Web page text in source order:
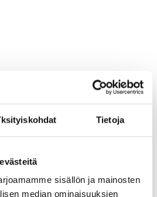
Tietoja
sisällön ja mainosten
median ominaisuuksien
JYRÄSI KUNTAVAALIEN
– ihmisten metropoli